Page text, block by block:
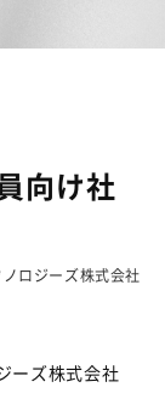
向け社
ロジーズ株式会社
ーズ株式会社